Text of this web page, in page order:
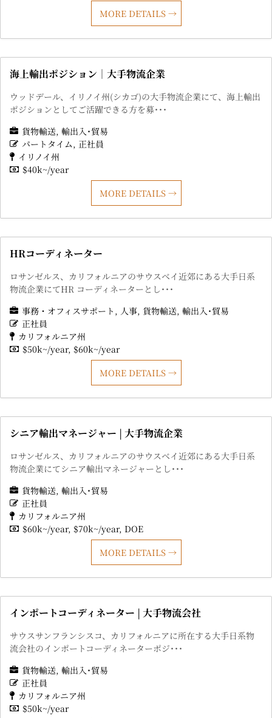
MORE DETAILS
海上輸出ポジション｜大手物流企業
ウッドデール、イリノイ州(シカゴ)の大手物流企業にて、海上輸出
ポジションとしてご活躍できる方を募･･･
貨物輸送 輸出入･貿易
パートタイム 正社員
イリノイ州
$40k~/year
MORE DETAILS
HRコーディネーター
ロサンゼルス、カリフォルニアのサウスベイ近郊にある大手日系
物流企業にてHR コーディネーターとし･･･
事務・オフィスサポート
人事 貨物輸送 輸出入･貿易
正社員
カリフォルニア州
$50k~/year $60k~/year
MORE DETAILS
シニア輸出マネージャー | 大手物流企業
ロサンゼルス、カリフォルニアのサウスベイ近郊にある大手日系
物流企業にてシニア輸出マネージャーとし･･･
貨物輸送 輸出入･貿易
正社員
カリフォルニア州
$60k~/year $70k~/year DOE
MORE DETAILS
インポートコーディネーター | 大手物流会社
サウスサンフランシスコ、カリフォルニアに所在する大手日系物
流会社のインポートコーディネーターポジ･･･
貨物輸送 輸出入･貿易
正社員
カリフォルニア州
$50k~/year